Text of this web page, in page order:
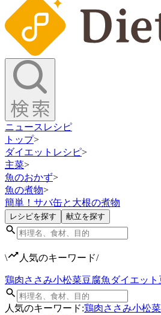
ニュース レシピ
トップ>
ダイエットレシピ>
主菜>
魚のおかず>
魚の煮物>
簡単！サバ缶と大根の煮物
レシピを探す 献立を探す
\ 人気のキーワード/
鶏肉ささみ小松菜豆腐魚ダイエット
人気のキーワード:鶏肉ささみ小松菜